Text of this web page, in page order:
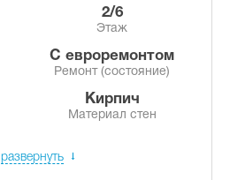
2/6
Этаж
с евроремонтом
Ремонт (состояние)
Кирпич
Материал стен
развернуть